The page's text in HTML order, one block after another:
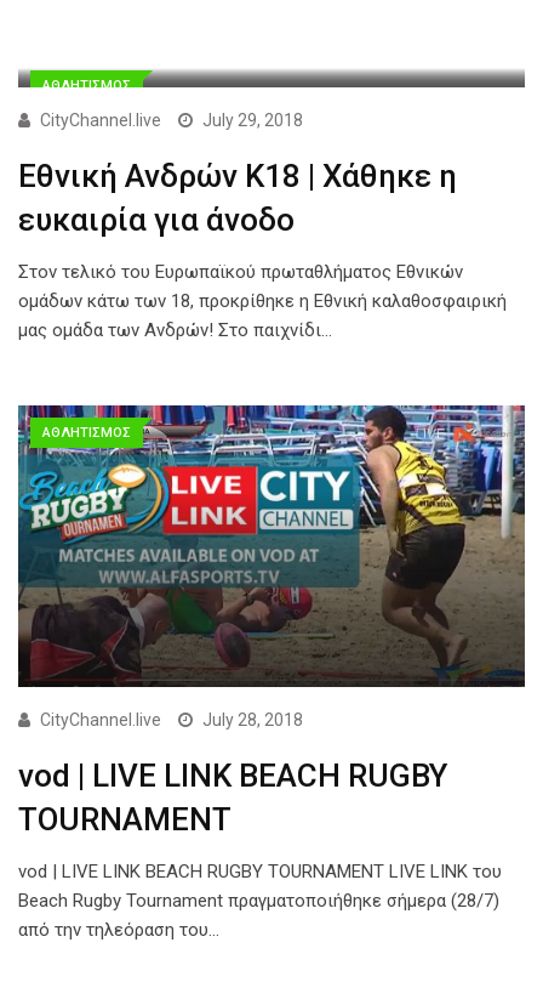
ΑΘΛΗΤΙΣΜΟΣ
CityChannel.live July 29, 2018
Εθνική Ανδρών Κ18 | Χάθηκε η
ευκαιρία για άνοδο
Στον τελικό του Ευρωπαϊκού πρωταθλήματος Εθνικών
ομάδων κάτω των 18, προκρίθηκε η Εθνική καλαθοσφαιρική
μας ομάδα των Ανδρών! Στο παιχνίδι…
ΑΘΛΗΤΙΣΜΟΣ
CityChannel.live July 28, 2018
vod | LIVE LINK BEACH RUGBY
TOURNAMENT
vod | LIVE LINK BEACH RUGBY TOURNAMENT LIVE LINK του
Beach Rugby Tournament πραγματοποιήθηκε σήμερα (28/7)
από την τηλεόραση του…